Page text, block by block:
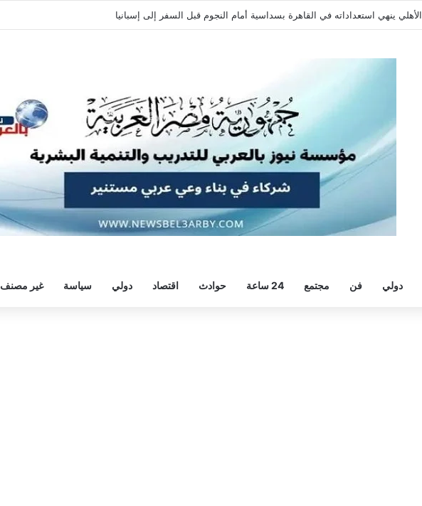
الأهلي ينهي استعداداته في القاهرة بسداسية أمام النجوم قبل السفر إلى إسبانيا
دولي فن مجتمع 24 ساعة حوادث اقتصاد دولي سياسة غير مصنف